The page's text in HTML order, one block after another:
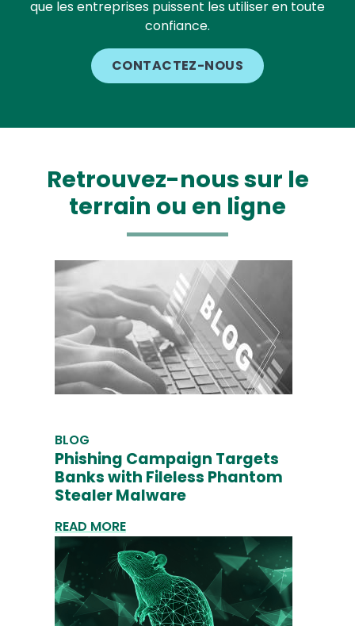
que les entreprises puissent les utiliser en toute
confiance.
CONTACTEZ-NOUS
Retrouvez-nous sur le
terrain ou en ligne
BLOG
Phishing Campaign Targets
Banks with Fileless Phantom
Stealer Malware
READ MORE